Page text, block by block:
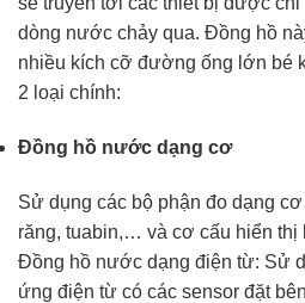
dòng nước chảy qua. Đồng hồ
nhiều kích cỡ đường ống lớn bé
2 loại chính:
Đồng hồ nước dạng cơ
Sử dụng các bộ phận đo dạng
răng, tuabin,… và cơ cấu hiển thị
Đồng hồ nước dạng điện từ: Sử
ứng điện từ có các sensor đặt